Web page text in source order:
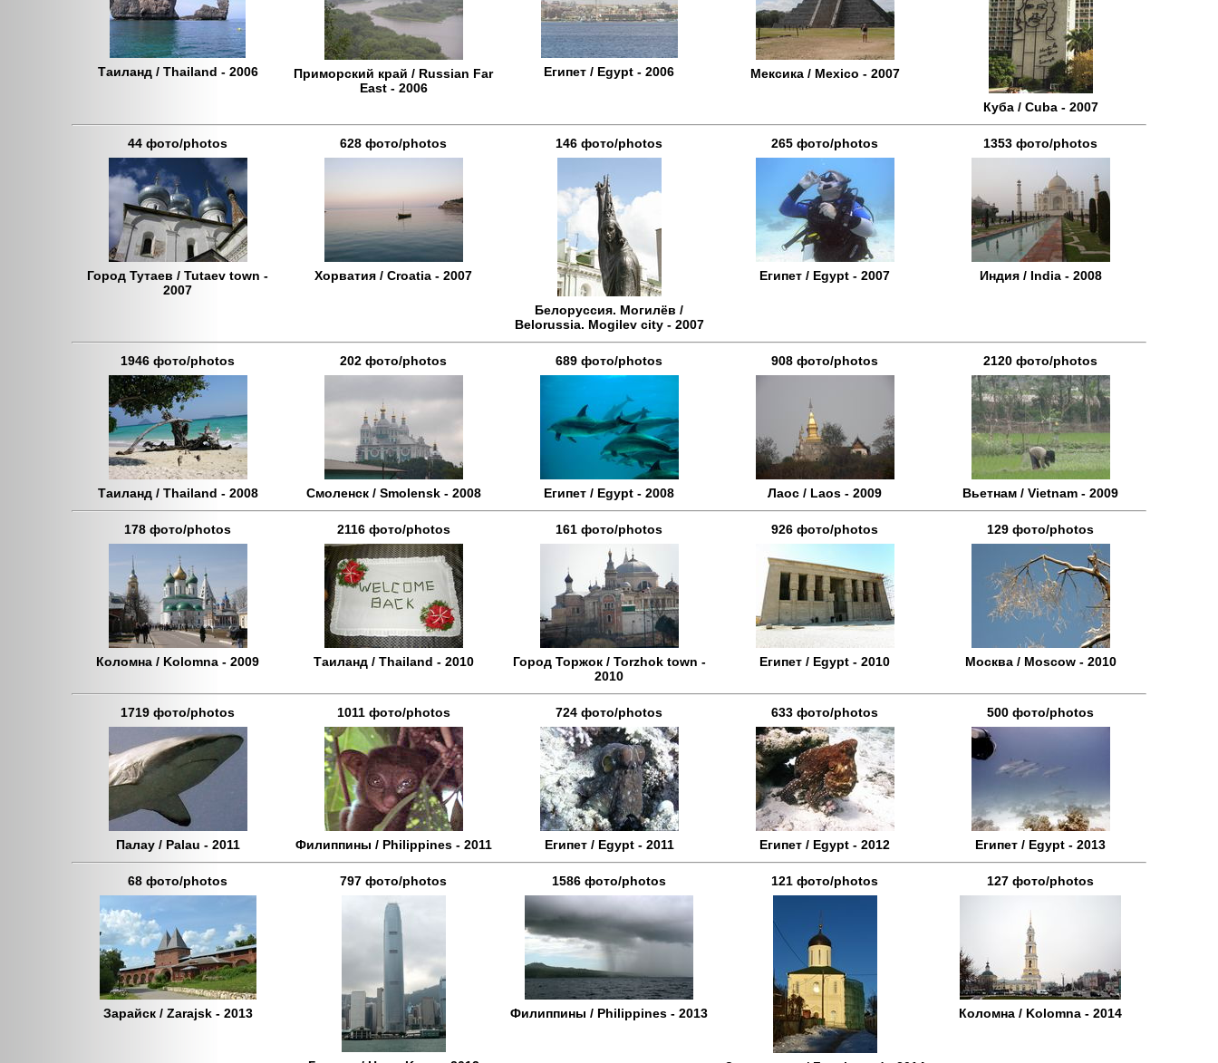
Таиланд / Thailand - 2006
Приморский край / Russian Far
East - 2006
Египет / Egypt - 2006 Мексика / Mexico - 2007
Куба / Cuba - 2007
44 фото/photos 628 фото/photos 146 фото/photos 265 фото/photos 1353 фото/photos
Город Тутаев / Tutaev town -
2007
Хорватия / Croatia - 2007
Белоруссия. Могилёв /
Belorussia. Mogilev city - 2007
Египет / Egypt - 2007 Индия / India - 2008
1946 фото/photos 202 фото/photos 689 фото/photos 908 фото/photos 2120 фото/photos
Таиланд / Thailand - 2008 Смоленск / Smolensk - 2008 Египет / Egypt - 2008 Лаос / Laos - 2009 Вьетнам / Vietnam - 2009
178 фото/photos 2116 фото/photos 161 фото/photos 926 фото/photos 129 фото/photos
Коломна / Kolomna - 2009 Таиланд / Thailand - 2010
Город Торжок / Torzhok town -
2010
Египет / Egypt - 2010 Москва / Moscow - 2010
1719 фото/photos 1011 фото/photos 724 фото/photos 633 фото/photos 500 фото/photos
Палау / Palau - 2011 Филиппины / Philippines - 2011 Египет / Egypt - 2011 Египет / Egypt - 2012 Египет / Egypt - 2013
68 фото/photos 797 фото/photos 1586 фото/photos 121 фото/photos 127 фото/photos
Зарайск / Zarajsk - 2013 Филиппины / Philippines - 2013 Коломна / Kolomna - 2014